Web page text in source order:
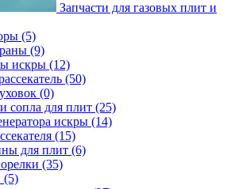
Запчасти для газовых плит и
(5)
(9)
искры (12)
(50)
(0)
сопла для плит (25)
искры (14)
(15)
для плит (6)
(35)
(5)